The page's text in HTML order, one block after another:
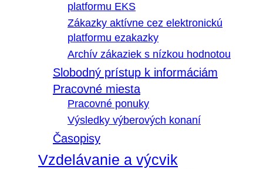
platformu EKS
Zákazky aktívne cez elektronickú
platformu ezakazky
Archív zákaziek s nízkou hodnotou
Slobodný prístup k informáciám
Pracovné miesta
Pracovné ponuky
Výsledky výberových konaní
Časopisy
Vzdelávanie a výcvik